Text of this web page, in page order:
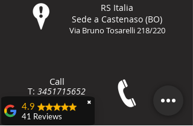
RS Italia
Sede a Castenaso (BO)
Via Bruno Tosarelli 218/220
Call
T: 3451715652
F: 800-8648 ✖
4.9
41 Reviews